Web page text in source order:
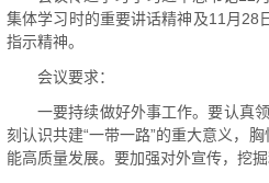
集体学习时的重要讲话精神及11月28
指示精神。
会议要求：
一要持续做好外事工作。要认真
刻认识共建“一带一路”的重大意义，
能高质量发展。要加强对外宣传，挖